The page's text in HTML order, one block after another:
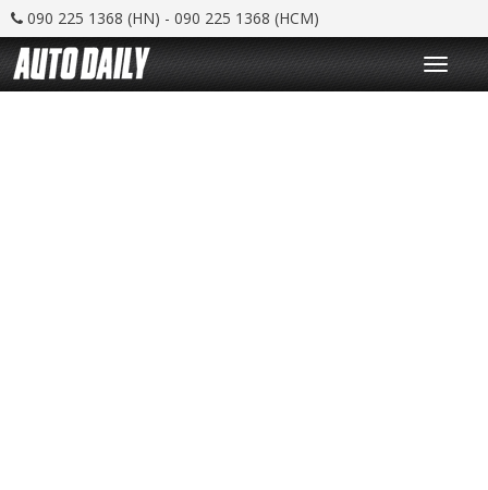
090 225 1368 (HN) - 090 225 1368 (HCM)
T
o
g